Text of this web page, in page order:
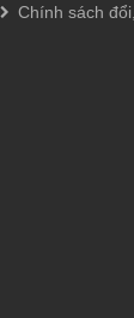
Chính sách